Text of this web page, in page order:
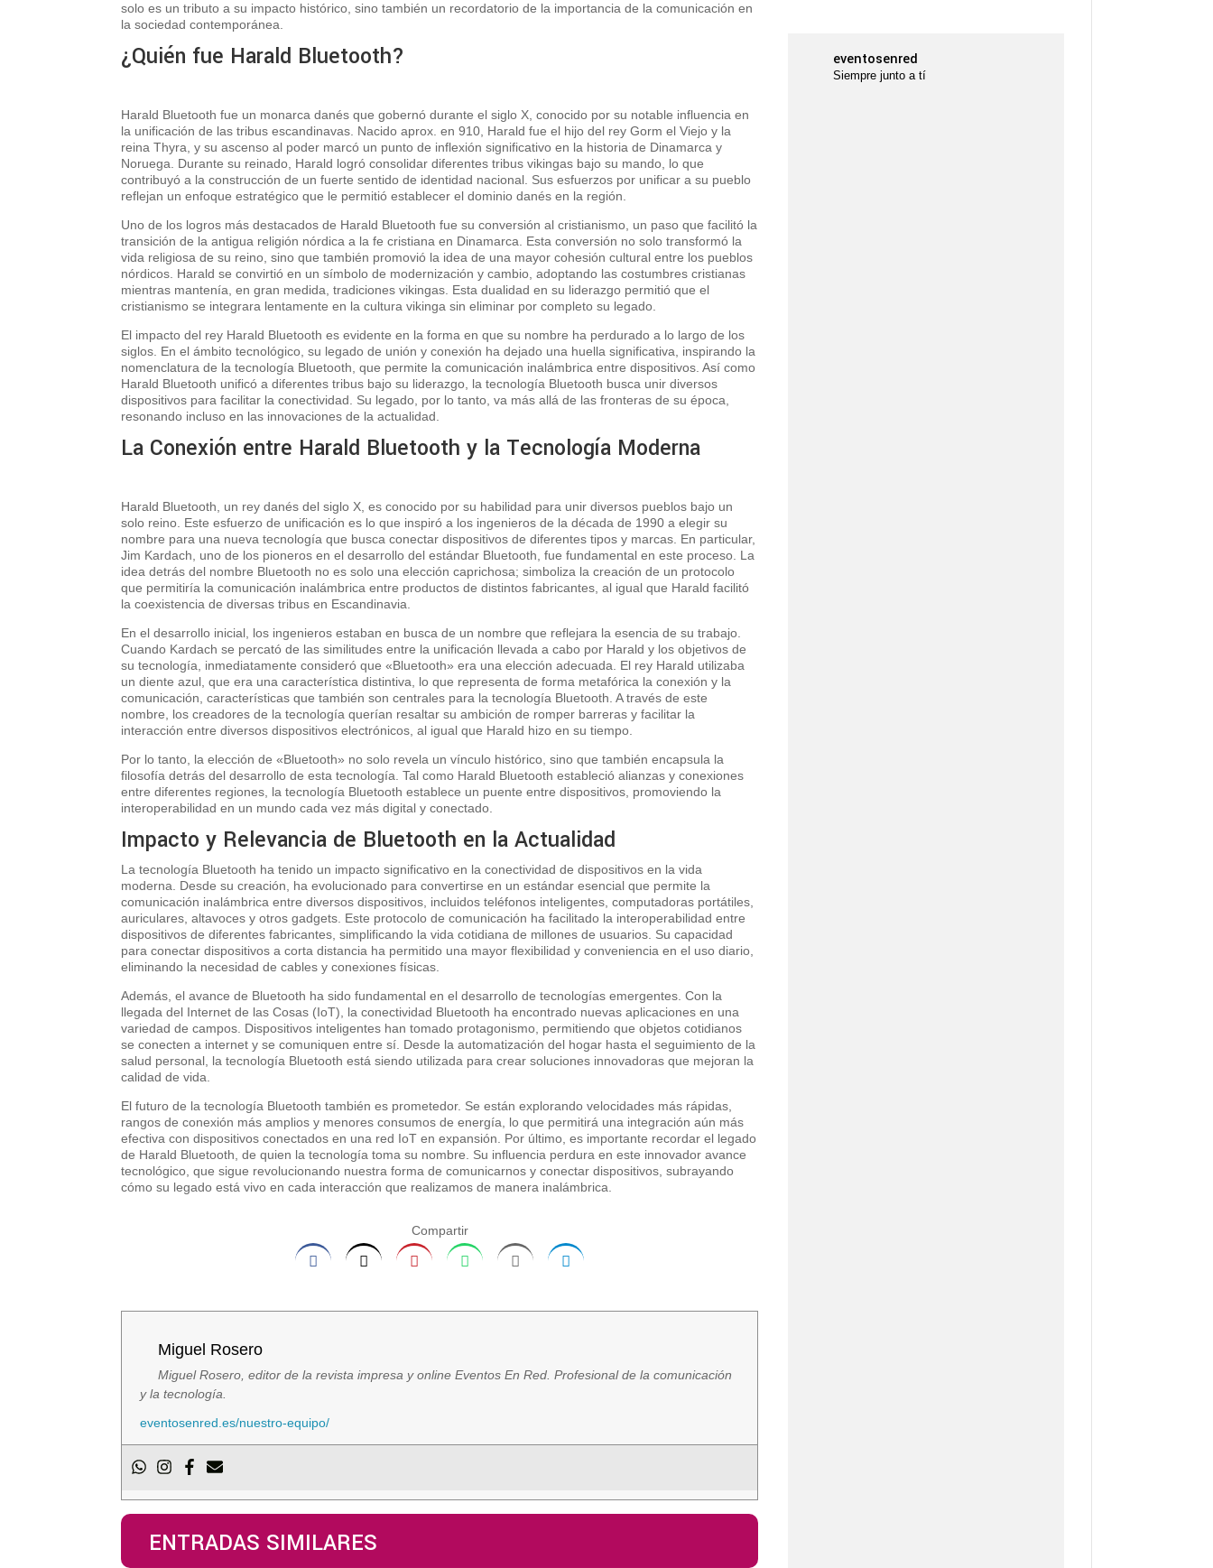
solo es un tributo a su impacto histórico, sino también un recordatorio de la importancia de la comunicación en
la sociedad contemporánea.
¿Quién fue Harald Bluetooth?
Harald Bluetooth fue un monarca danés que gobernó durante el siglo X, conocido por su notable influencia en
la unificación de las tribus escandinavas. Nacido aprox. en 910, Harald fue el hijo del rey Gorm el Viejo y la
reina Thyra, y su ascenso al poder marcó un punto de inflexión significativo en la historia de Dinamarca y
Noruega. Durante su reinado, Harald logró consolidar diferentes tribus vikingas bajo su mando, lo que
contribuyó a la construcción de un fuerte sentido de identidad nacional. Sus esfuerzos por unificar a su pueblo
reflejan un enfoque estratégico que le permitió establecer el dominio danés en la región.
Uno de los logros más destacados de Harald Bluetooth fue su conversión al cristianismo, un paso que facilitó la
transición de la antigua religión nórdica a la fe cristiana en Dinamarca. Esta conversión no solo transformó la
vida religiosa de su reino, sino que también promovió la idea de una mayor cohesión cultural entre los pueblos
nórdicos. Harald se convirtió en un símbolo de modernización y cambio, adoptando las costumbres cristianas
mientras mantenía, en gran medida, tradiciones vikingas. Esta dualidad en su liderazgo permitió que el
cristianismo se integrara lentamente en la cultura vikinga sin eliminar por completo su legado.
El impacto del rey Harald Bluetooth es evidente en la forma en que su nombre ha perdurado a lo largo de los
siglos. En el ámbito tecnológico, su legado de unión y conexión ha dejado una huella significativa, inspirando la
nomenclatura de la tecnología Bluetooth, que permite la comunicación inalámbrica entre dispositivos. Así como
Harald Bluetooth unificó a diferentes tribus bajo su liderazgo, la tecnología Bluetooth busca unir diversos
dispositivos para facilitar la conectividad. Su legado, por lo tanto, va más allá de las fronteras de su época,
resonando incluso en las innovaciones de la actualidad.
La Conexión entre Harald Bluetooth y la Tecnología Moderna
Harald Bluetooth, un rey danés del siglo X, es conocido por su habilidad para unir diversos pueblos bajo un
solo reino. Este esfuerzo de unificación es lo que inspiró a los ingenieros de la década de 1990 a elegir su
nombre para una nueva tecnología que busca conectar dispositivos de diferentes tipos y marcas. En particular,
Jim Kardach, uno de los pioneros en el desarrollo del estándar Bluetooth, fue fundamental en este proceso. La
idea detrás del nombre Bluetooth no es solo una elección caprichosa; simboliza la creación de un protocolo
que permitiría la comunicación inalámbrica entre productos de distintos fabricantes, al igual que Harald facilitó
la coexistencia de diversas tribus en Escandinavia.
En el desarrollo inicial, los ingenieros estaban en busca de un nombre que reflejara la esencia de su trabajo.
Cuando Kardach se percató de las similitudes entre la unificación llevada a cabo por Harald y los objetivos de
su tecnología, inmediatamente consideró que «Bluetooth» era una elección adecuada. El rey Harald utilizaba
un diente azul, que era una característica distintiva, lo que representa de forma metafórica la conexión y la
comunicación, características que también son centrales para la tecnología Bluetooth. A través de este
nombre, los creadores de la tecnología querían resaltar su ambición de romper barreras y facilitar la
interacción entre diversos dispositivos electrónicos, al igual que Harald hizo en su tiempo.
Por lo tanto, la elección de «Bluetooth» no solo revela un vínculo histórico, sino que también encapsula la
filosofía detrás del desarrollo de esta tecnología. Tal como Harald Bluetooth estableció alianzas y conexiones
entre diferentes regiones, la tecnología Bluetooth establece un puente entre dispositivos, promoviendo la
interoperabilidad en un mundo cada vez más digital y conectado.
Impacto y Relevancia de Bluetooth en la Actualidad
La tecnología Bluetooth ha tenido un impacto significativo en la conectividad de dispositivos en la vida
moderna. Desde su creación, ha evolucionado para convertirse en un estándar esencial que permite la
comunicación inalámbrica entre diversos dispositivos, incluidos teléfonos inteligentes, computadoras portátiles,
auriculares, altavoces y otros gadgets. Este protocolo de comunicación ha facilitado la interoperabilidad entre
dispositivos de diferentes fabricantes, simplificando la vida cotidiana de millones de usuarios. Su capacidad
para conectar dispositivos a corta distancia ha permitido una mayor flexibilidad y conveniencia en el uso diario,
eliminando la necesidad de cables y conexiones físicas.
Además, el avance de Bluetooth ha sido fundamental en el desarrollo de tecnologías emergentes. Con la
llegada del Internet de las Cosas (IoT), la conectividad Bluetooth ha encontrado nuevas aplicaciones en una
variedad de campos. Dispositivos inteligentes han tomado protagonismo, permitiendo que objetos cotidianos
se conecten a internet y se comuniquen entre sí. Desde la automatización del hogar hasta el seguimiento de la
salud personal, la tecnología Bluetooth está siendo utilizada para crear soluciones innovadoras que mejoran la
calidad de vida.
El futuro de la tecnología Bluetooth también es prometedor. Se están explorando velocidades más rápidas,
rangos de conexión más amplios y menores consumos de energía, lo que permitirá una integración aún más
efectiva con dispositivos conectados en una red IoT en expansión. Por último, es importante recordar el legado
de Harald Bluetooth, de quien la tecnología toma su nombre. Su influencia perdura en este innovador avance
tecnológico, que sigue revolucionando nuestra forma de comunicarnos y conectar dispositivos, subrayando
cómo su legado está vivo en cada interacción que realizamos de manera inalámbrica.
Compartir
Miguel Rosero
Miguel Rosero, editor de la revista impresa y online Eventos En Red. Profesional de la comunicación
y la tecnología.
eventosenred.es/nuestro-equipo/
ENTRADAS SIMILARES
eventosenred
Siempre junto a tí